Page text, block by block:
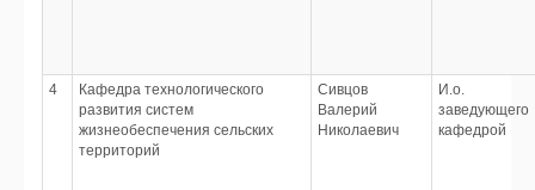
4
Кафедра технологического
развития систем
жизнеобеспечения сельских
территорий
Сивцов
Валерий
Николаевич
И.о.
заведующего
кафедрой